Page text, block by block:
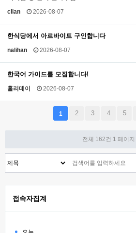
clian 2026-08-07
한식당에서 아르바이트 구인합니다
nalihan 2026-08-07
한국어 가이드를 모집합니다!
홀리데이 2026-08-07
1 2 3 4 5
전체 162건 1 페이지
접속자집계